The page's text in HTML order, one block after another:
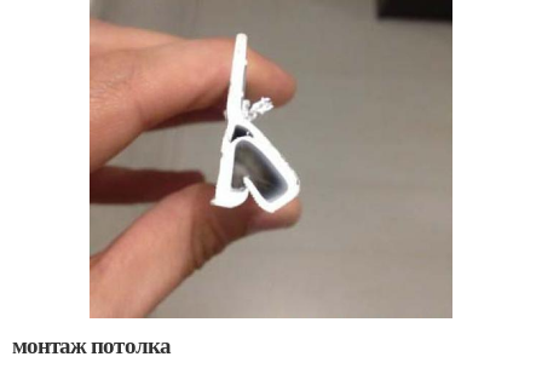
монтаж потолка